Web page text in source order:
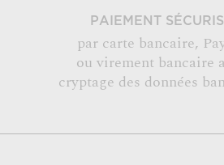
PAIEMENT
par carte bancaire,
ou virement bancaire
cryptage des données